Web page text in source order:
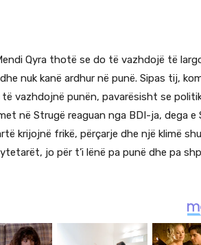
Qyra thotë se do të vazhdojë të
nuk kanë ardhur në punë. Sipas tij,
vazhdojnë punën, pavarësisht se
në Strugë reaguan nga BDI-ja, dega e
krijojnë frikë, përçarje dhe një klimë
jo për t’i lënë pa punë dhe pa